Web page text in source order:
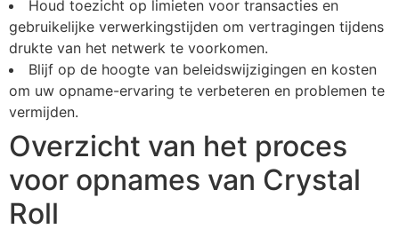
Houd toezicht op limieten voor transacties en
gebruikelijke verwerkingstijden om vertragingen tijdens
drukte van het netwerk te voorkomen.
Blijf op de hoogte van beleidswijzigingen en kosten
om uw opname-ervaring te verbeteren en problemen te
vermijden.
Overzicht van het proces
voor opnames van Crystal
Roll